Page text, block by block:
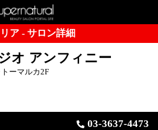
ア - サロン詳細
オ アンフィニー
ーマルカ2F
03-3637-4473